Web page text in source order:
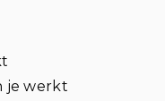
je werkt